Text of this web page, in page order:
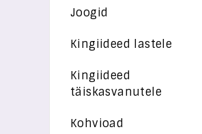
Joogid
Kingiideed lastele
Kingiideed
täiskasvanutele
Kohvioad